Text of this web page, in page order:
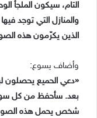
التام، سيكون الملجأ
والمنازل التي توجد
الذين يكرّمون هذه
وأضاف يسوع:
«دعي الحميع يحصلون
بعد. سأحفظ من كل سوء
شخص يحمل هذه